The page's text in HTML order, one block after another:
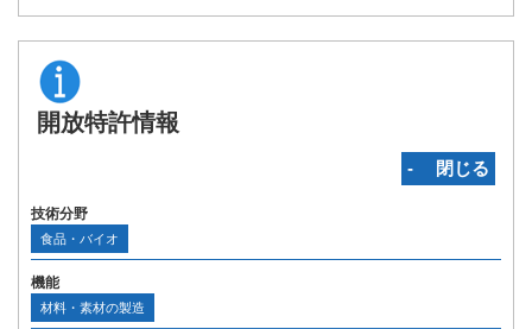
開放特許情報
‐ 閉じる
技術分野
食品・バイオ
機能
材料・素材の製造